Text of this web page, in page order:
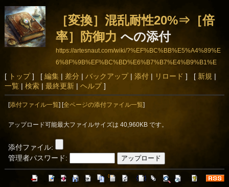
［変換］混乱耐性20%⇒［倍
率］防御力 への添付
https://artesnaut.com/wiki/?%EF%BC%BB%E5%A4%89%E
6%8F%9B%EF%BC%BD%E6%B7%B7%E4%B9%B1%E
8%80%90%E6%80%A720%25%E2%87%92%EF%BC%B
B%E5%80%8D%E7%8E%87%EF%BC%BD%E9%98%B
2%E5%BE%A1%E5%8A%9B
[ トップ] [ 編集| 差分 | バックアップ| 添付| リロード ] [ 新規 |
一覧| 検索| 最終更新| ヘルプ]
[添付ファイル一覧 ] [全ページの添付ファイル一覧
アップロード可能最大ファイルサイズは 40,960KB です。
添付ファイル:
管理者パスワード: